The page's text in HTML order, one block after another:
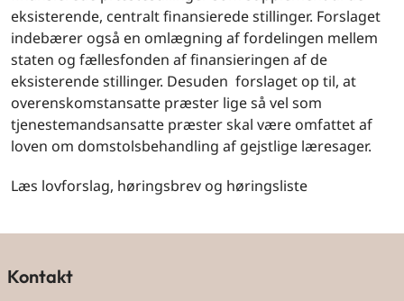
eksisterende, centralt finansierede stillinger. Forslaget
indebærer også en omlægning af fordelingen mellem
staten og fællesfonden af finansieringen af de
eksisterende stillinger. Desuden forslaget op til, at
overenskomstansatte præster lige så vel som
tjenestemandsansatte præster skal være omfattet af
loven om domstolsbehandling af gejstlige læresager.
Læs lovforslag, høringsbrev og høringsliste
Kontakt